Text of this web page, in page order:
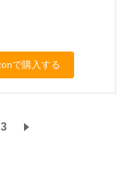
で購入する
3